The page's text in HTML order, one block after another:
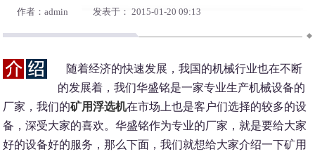
作者：admin 发表于： 2015-01-20 09:13
随着经济的快速发展，我国的机械行业也在不断
的发展着，我们华盛铭是一家专业生产机械设备的
厂家，我们的矿用浮选机在市场上也是客户们选择的较多的设
备，深受大家的喜欢。华盛铭作为专业的厂家，就是要给大家
好的设备好的服务，那么下面，我们就想给大家介绍一下矿用